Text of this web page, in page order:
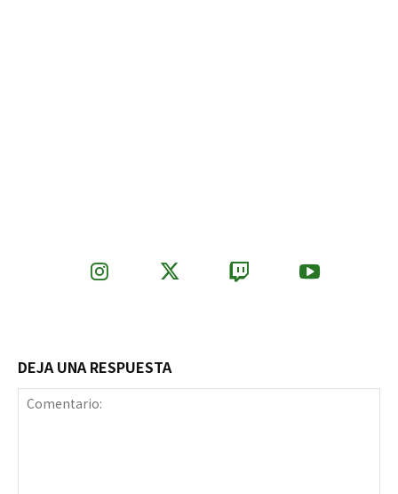
DEJA UNA RESPUESTA